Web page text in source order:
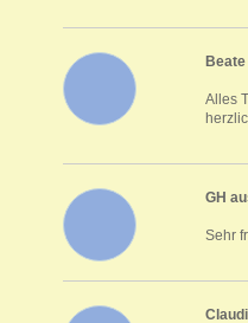
Beate
Alles
GH
Sehr